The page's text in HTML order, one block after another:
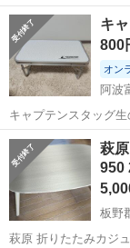
躍中！寮費無料★備品
駐車場完備◎正社員登用
場のお仕事 ◇車載用リ
徳島 その他
キ
800
オン
阿波
キャプテンスタッグ
品です。 製品
徳島 徳島市
萩
950
板野
萩原 折りたたみカジュ